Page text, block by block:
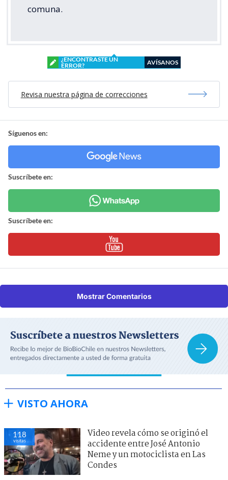
comuna.
¿ENCONTRASTE UN
ERROR?
AVÍSANOS
Revisa nuestra página de correcciones
Síguenos en:
Suscríbete en:
Suscríbete en:
Mostrar Comentarios
VISTO AHORA
118
visitas
Video revela cómo se originó el
accidente entre José Antonio
Neme y un motociclista en Las
Condes